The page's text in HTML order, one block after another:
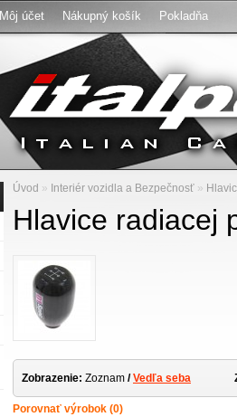
Môj účet Nákupný košík Pokladňa
Úvod » Interiér vozidla a Bezpečnosť »
Hlavice radiacej
Zobrazenie: Zoznam / Vedľa seba
Porovnať výrobok (0)